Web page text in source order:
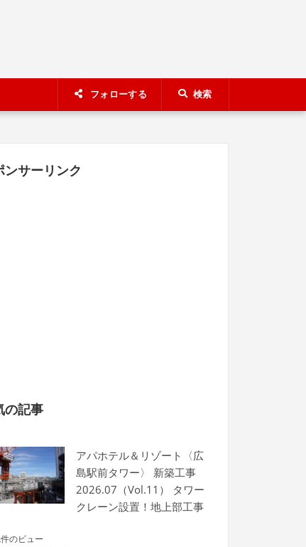
フォローする 検索
ンサーリンク
の記事
アパホテル＆リゾート〈広
島駅前タワー〉 新築工事
2026.07（Vol.11） タワー
クレーン設置！地上部工事
のビュー